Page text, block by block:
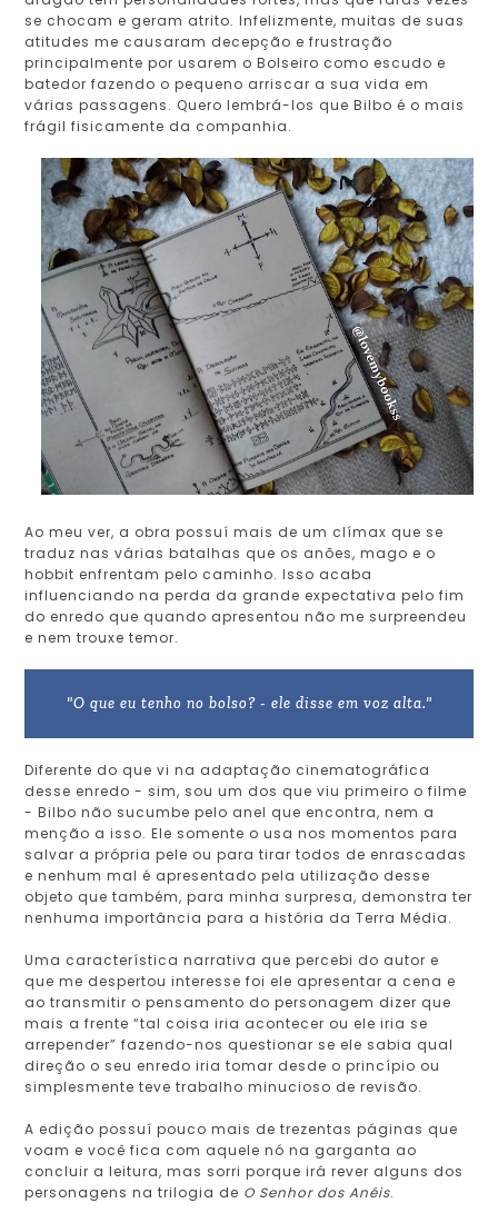
se chocam e geram atrito. Infelizmente, muitas de suas
atitudes me causaram decepção e frustração
principalmente por usarem o Bolseiro como escudo e
batedor fazendo o pequeno arriscar a sua vida em
várias passagens. Quero lembrá-los que Bilbo é o mais
frágil fisicamente da companhia.
Ao meu ver, a obra possuí mais de um clímax que se
traduz nas várias batalhas que os anões, mago e o
hobbit enfrentam pelo caminho. Isso acaba
influenciando na perda da grande expectativa pelo fim
do enredo que quando apresentou não me surpreendeu
e nem trouxe temor.
"O que eu tenho no bolso? - ele disse em voz alta."
Diferente do que vi na adaptação cinematográfica
desse enredo - sim, sou um dos que viu primeiro o filme
- Bilbo não sucumbe pelo anel que encontra, nem a
menção a isso. Ele somente o usa nos momentos para
salvar a própria pele ou para tirar todos de enrascadas
e nenhum mal é apresentado pela utilização desse
objeto que também, para minha surpresa, demonstra ter
nenhuma importância para a história da Terra Média.
Uma característica narrativa que percebi do autor e
que me despertou interesse foi ele apresentar a cena e
ao transmitir o pensamento do personagem dizer que
mais a frente “tal coisa iria acontecer ou ele iria se
arrepender” fazendo-nos questionar se ele sabia qual
direção o seu enredo iria tomar desde o princípio ou
simplesmente teve trabalho minucioso de revisão.
A edição possuí pouco mais de trezentas páginas que
voam e você fica com aquele nó na garganta ao
concluir a leitura, mas sorri porque irá rever alguns dos
personagens na trilogia de O Senhor dos Anéis.